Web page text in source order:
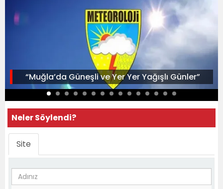
“Muğla’da Güneşli ve Yer Yer Yağışlı Günler”
Neler Söylendi?
Site